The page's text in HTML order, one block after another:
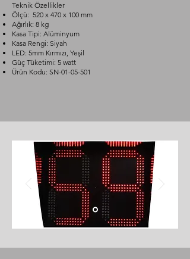
Teknik Özellikler
Ölçü: 520 x 470 x 100 mm
Ağırlık: 8 kg
Kasa Tipi: Alüminyum
Kasa Rengi: Siyah
LED: 5mm Kırmızı, Yeşil
Güç Tüketimi: 5 watt
Ürün Kodu: SN-01-05-501